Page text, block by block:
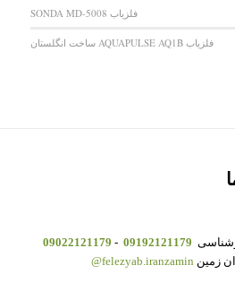
فلزیاب SONDA MD-5008
فلزیاب AQUAPULSE AQ1B ساخت انگلستان
09192121179
-
09022121179
زمین felezyab.iranzamin@